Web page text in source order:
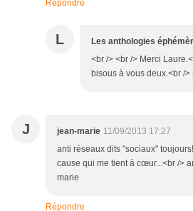
Répondre
L Les anthologies
<br /> <br /> Merci
bisous à vous deux.<br />
J jean-marie 11/09/2013 17:27
anti réseaux dits "sociaux"
cause qui me tient à cœur...<br />
marie
Répondre